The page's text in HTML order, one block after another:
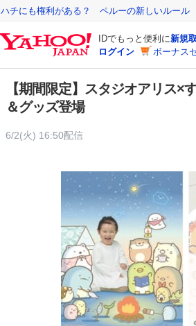
ハチにも権利がある？ ペルーの新しいルール
IDでもっと便利に新規
ログイン
ボーナス
【期間限定】スタジオアリス×
＆グッズ登場
6/2(火) 16:50配信